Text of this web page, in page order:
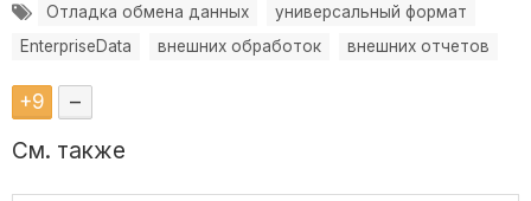
Отладка обмена данных
универсальный формат
EnterpriseData
внешних обработок внешних отчетов
+9 –
См. также